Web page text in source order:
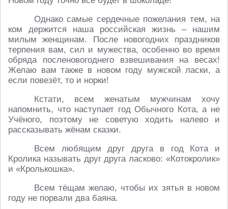
Однако самые сердечные пожелания тем, на
ком держится наша российская жизнь – нашим
милым женщинам. После новогодних праздников
терпения вам, сил и мужества, особенно во время
обряда посленовогоднего взвешивания на весах!
Желаю вам также в новом году мужской ласки, а
если повезёт, то и норки!
Кстати, всем женатым мужчинам хочу
напомнить, что наступает год Обычного Кота, а не
Учёного, поэтому не советую ходить налево и
рассказывать жёнам сказки.
Всем любящим друг друга в год Кота и
Кролика называть друг друга ласково: «Котокролик»
и «Кролькошка».
Всем тёщам желаю, чтобы их зятья в новом
году не порвали два баяна.